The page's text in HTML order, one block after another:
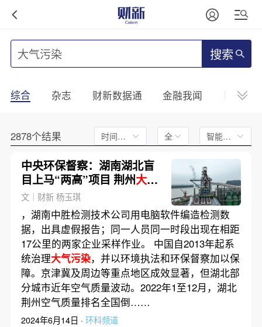
搜索
综合 杂志 财新数据通 金融我闻 财新
2878个结果 时间不限 全文 智能排序
中央环保督察：湖南湖北盲
目上马“两高”项目 荆州大气
污染反弹严重
文｜财新 杨玉琪
，湖南中胜检测技术公司用电脑软件编造检测数
据，出具虚假报告；同一人员同一时段出现在相距
17公里的两家企业采样作业。 中国自2013年起系
统治理大气污染，并以环境执法和环保督察加以保
障。京津冀及周边等重点地区成效显著，但湖北部
分城市近年空气质量波动。2022年1至12月，湖北
荆州空气质量排名全国倒……
2024年6月14日 · 环科频道